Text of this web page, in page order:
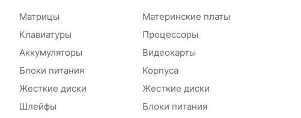
Матрицы
Клавиатуры
Аккумуляторы
Блоки питания
Жесткие диски
Шлейфы
Материнские платы
Процессоры
Видеокарты
Корпуса
Жесткие диски
Блоки питания